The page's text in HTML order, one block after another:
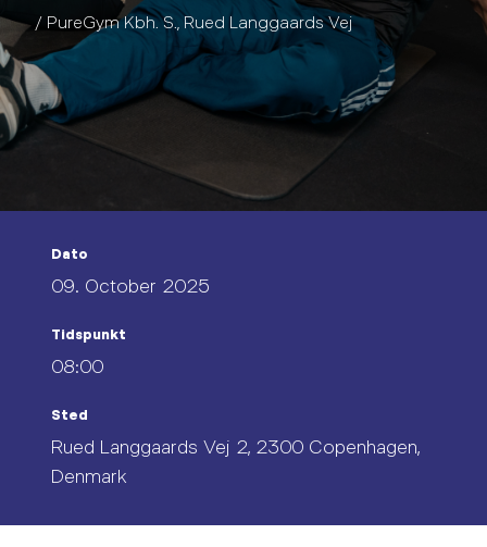
/ PureGym Kbh. S., Rued Langgaards Vej
Dato
09. October 2025
Tidspunkt
08:00
Sted
Rued Langgaards Vej 2, 2300 Copenhagen,
Denmark